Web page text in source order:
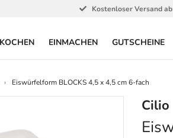
Kostenloser Versand
KOCHEN EINMACHEN GUTSCHEINE
Eiswürfelform BLOCKS 4,5 x 4,5 cm 6-fach
Cilio